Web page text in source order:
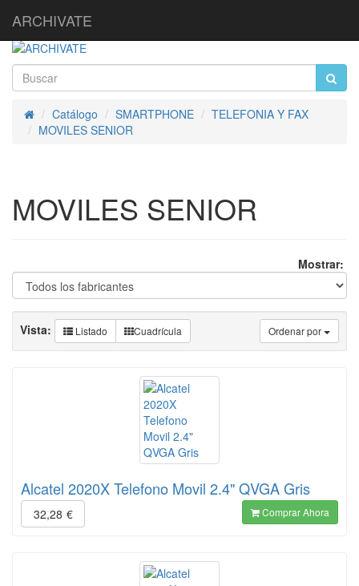
ARCHIVATE
InicioCatálogo SMARTPHONE
TELEFONIA Y FAX
MOVILES SENIOR
MOVILES SENIOR
Mostrar:
Ordenar por
Vista: Listado Cuadrícula
Alcatel 2020X Telefono Movil 2.4" QVGA Gris
32,28 € Comprar Ahora